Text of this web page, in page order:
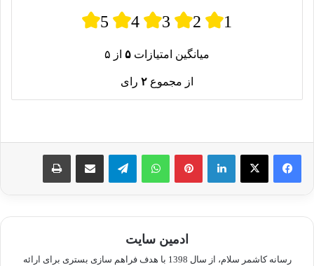
5 4 3 2 1
میانگین امتیازات ۵ از ۵
از مجموع ۲ رای
لینکدین پینترستواتس آپ تلگرام اشتراک گذاری از طریق ایمیل چاپ
ادمین سایت
رسانه کاشمر سلام، از سال 1398 با هدف فراهم سازی بستری برای ارائه